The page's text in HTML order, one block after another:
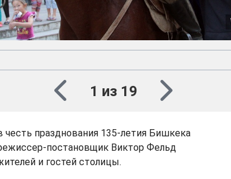
1 из 19
честь празднования 135-летия Бишкека
постановщик Виктор Фельд
и гостей столицы.